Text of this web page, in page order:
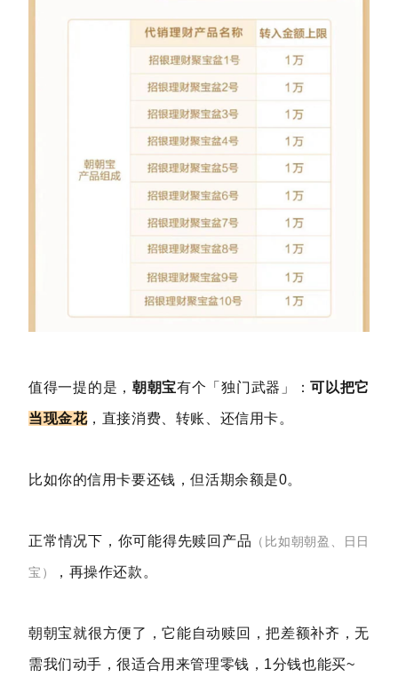
值得一提的是， 朝朝宝有个「独门武器」：可以把它
当现金花，直接消费、转账、还信用卡。
比如你的信用卡要还钱，但活期余额是0。
正常情况下，你可能得先赎回产品 （比如朝朝盈、日日
宝） ，再操作还款。
朝朝宝就很方便了，它能自动赎回，把差额补齐，无
需我们动手，很适合用来管理零钱，1分钱也能买~